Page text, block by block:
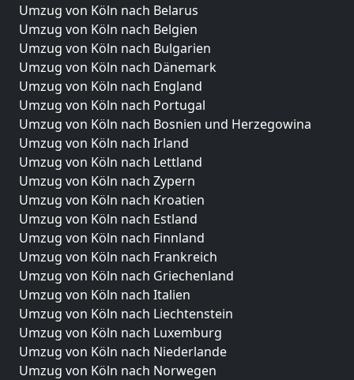
Umzug von Köln nach Belarus
Umzug von Köln nach Belgien
Umzug von Köln nach Bulgarien
Umzug von Köln nach Dänemark
Umzug von Köln nach England
Umzug von Köln nach Portugal
Umzug von Köln nach Bosnien und Herzegowina
Umzug von Köln nach Irland
Umzug von Köln nach Lettland
Umzug von Köln nach Zypern
Umzug von Köln nach Kroatien
Umzug von Köln nach Estland
Umzug von Köln nach Finnland
Umzug von Köln nach Frankreich
Umzug von Köln nach Griechenland
Umzug von Köln nach Italien
Umzug von Köln nach Liechtenstein
Umzug von Köln nach Luxemburg
Umzug von Köln nach Niederlande
Umzug von Köln nach Norwegen